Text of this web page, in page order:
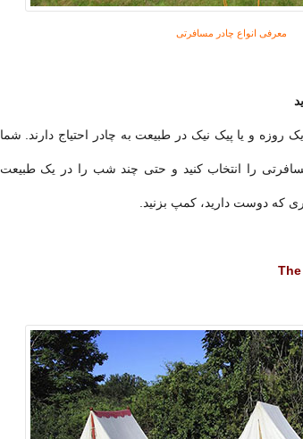
معرفی انواع چادر مسافرتی
روزه و یا پیک نیک در طبیعت به چادر احتیاج دارند. شما
را انتخاب کنید و حتی چند شب را در یک طبیعت
که دوست دارید، کمپ بزنید.